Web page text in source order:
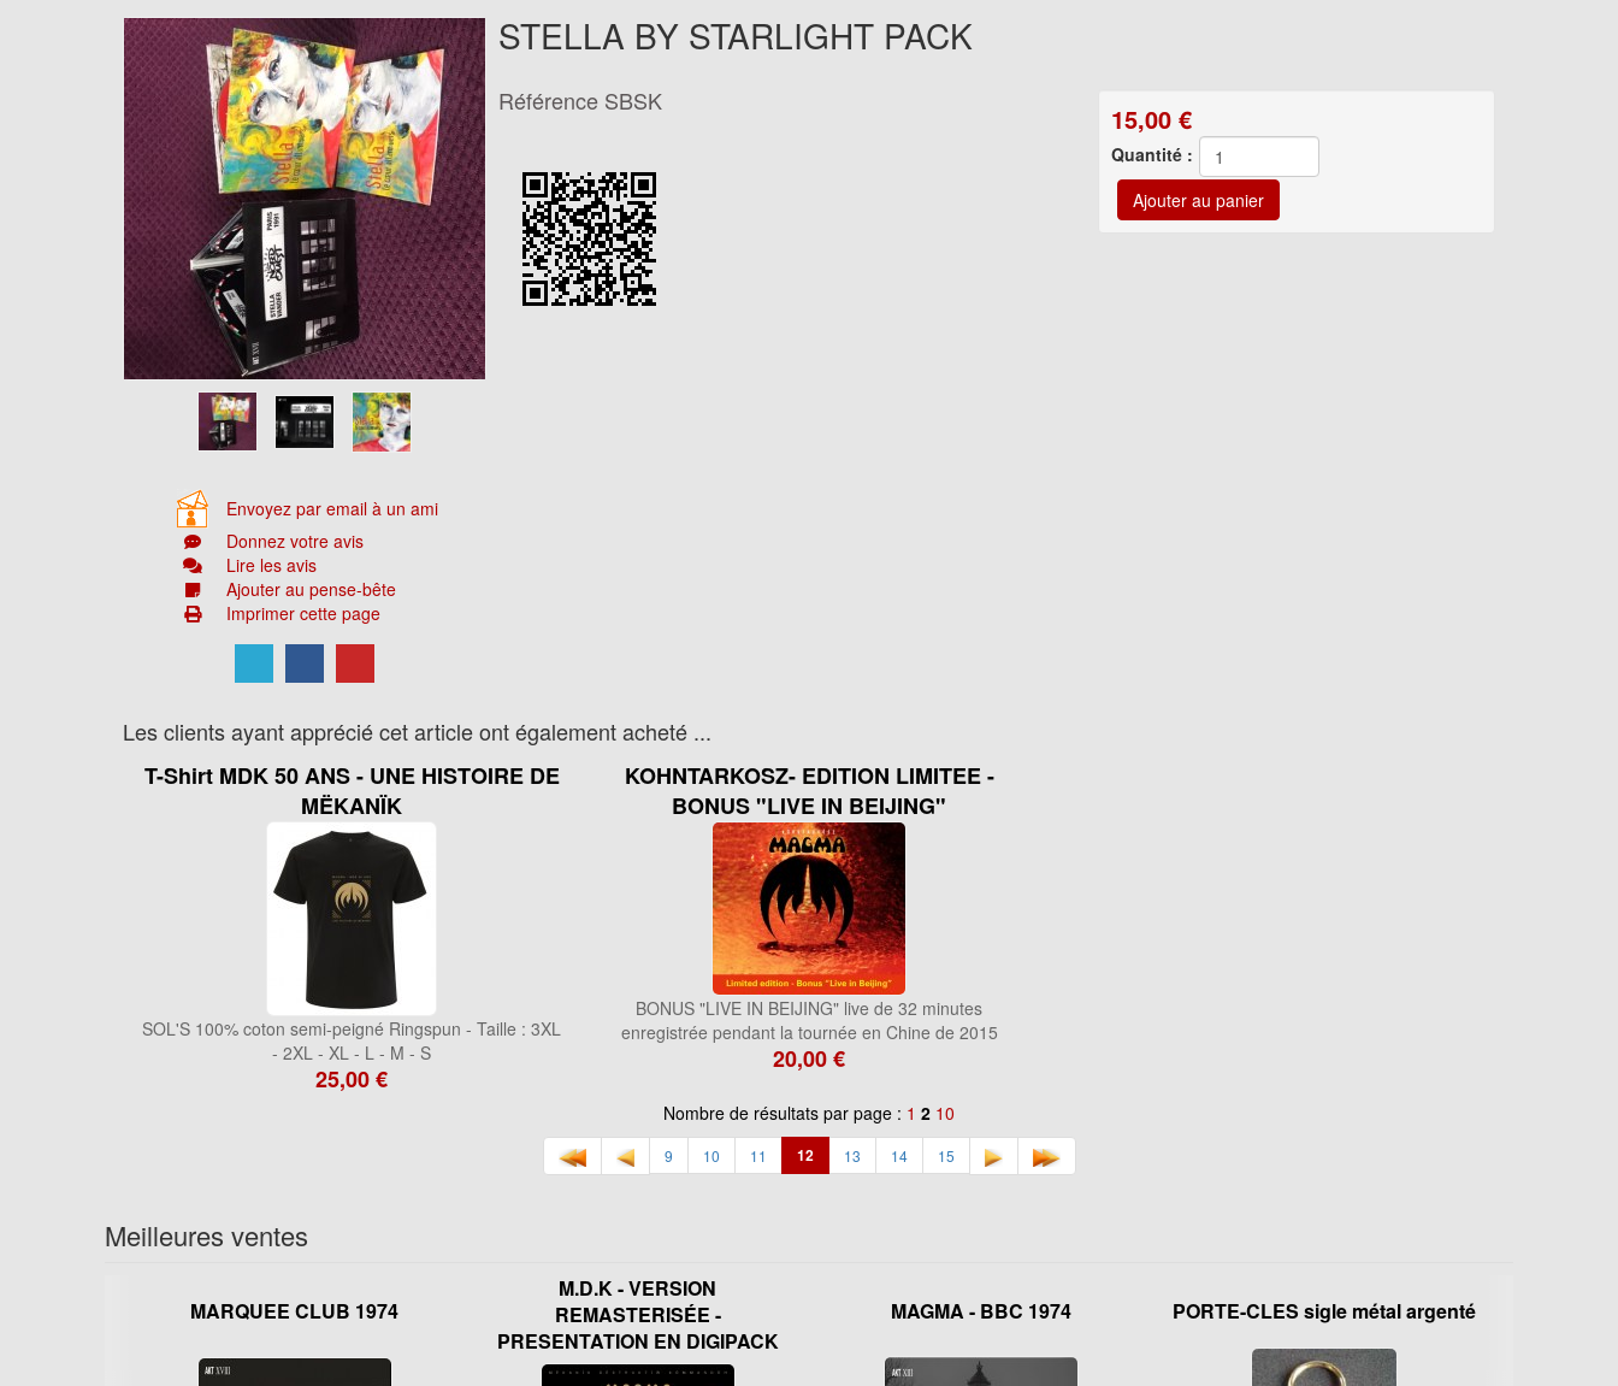
Envoyez par email à un ami
Donnez votre avis
Lire les avis
Ajouter au pense-bête
Imprimer cette page
STELLA BY STARLIGHT PACK
15,00 €
Quantité :
Référence SBSK
Les clients ayant apprécié cet article ont également acheté ...
T-Shirt MDK 50 ANS - UNE HISTOIRE DE
MËKANÏK
SOL'S 100% coton semi-peigné Ringspun - Taille : 3XL
- 2XL - XL - L - M - S
25,00 €
KOHNTARKOSZ- EDITION LIMITEE -
BONUS "LIVE IN BEIJING"
BONUS "LIVE IN BEIJING" live de 32 minutes
enregistrée pendant la tournée en Chine de 2015
20,00 €
Nombre de résultats par page : 1 2 10
9 10 11 12 13 14 15
Meilleures ventes
MARQUEE CLUB 1974
M.D.K - VERSION
REMASTERISÉE -
PRESENTATION EN DIGIPACK
MAGMA - BBC 1974 PORTE-CLES sigle métal argenté